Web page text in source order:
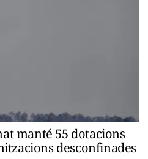
manté 55 dotacions
desconfinades